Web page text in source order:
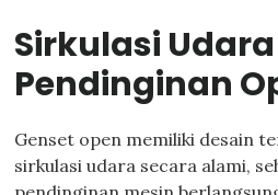
Sirkulasi
Pendinginan
Genset open memiliki desain
sirkulasi udara secara alami,